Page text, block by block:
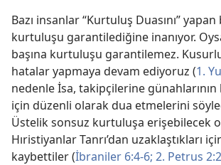
Bazı insanlar “Kurtuluş Duasını”
kurtuluşu garantilediğine inanıyor.
başına kurtuluşu garantilemez.
hatalar yapmaya devam ediyoruz (1.
nedenle İsa, takipçilerine günahlarının
için düzenli olarak dua etmelerini
Üstelik sonsuz kurtuluşa erişebilecek
Hıristiyanlar Tanrı’dan uzaklaştıkları
kaybettiler (İbraniler 6:4-6; 2. Petrus